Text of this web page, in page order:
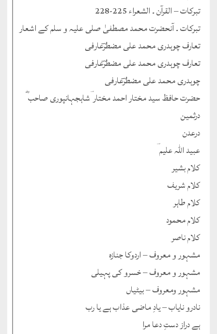
تبرکات – القرآن ۔ الشعراء 225-228
تبرکات ۔ آنحضرت محمد مصطفیٰ صلی علیہ و سلم کے اشعار
تعارف چوہدری محمد علی مضطرؔعارفی
تعارف چوہدری محمد علی مضطرؔعارفی
چوہدری محمد علی مضطرؔعارفی
حضرت حافظ سید مختار احمد مختار ؔشاہجہانپوری صاحب ؓ
درثمین
درعدن
عبید اللہ علیم ؔ
کلام بشیر
کلام شریف
کلام طاہر
کلام محمود
کلام ناصر
مشہور و معروف – اردوکا جنازہ
مشہور و معروف – خسرو کی پہیلی
مشہور ومعروف – بیٹیاں
نادرو نایاب – یادِ ماضی عذاب ہے یا رب
ہے دراز دستِ دعا مرا